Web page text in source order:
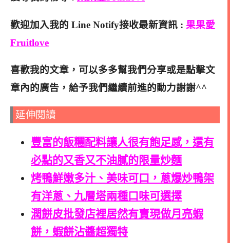
歡迎加入我的 Line Notify接收最新資訊 : 果果愛
Fruitlove
喜歡我的文章，可以多多幫我們分享或是點擊文
章內的廣告，給予我們繼續前進的動力謝謝^^
延伸閱讀
豐富的飯糰配料讓人很有飽足感，還有
必點的又香又不油膩的限量炒麵
烤鴨鮮嫩多汁、美味可口，蔥爆炒鴨架
有洋蔥、九層塔兩種口味可選擇
潤餅皮批發店裡居然有賣現做月亮蝦
餅，蝦餅沾醬超獨特